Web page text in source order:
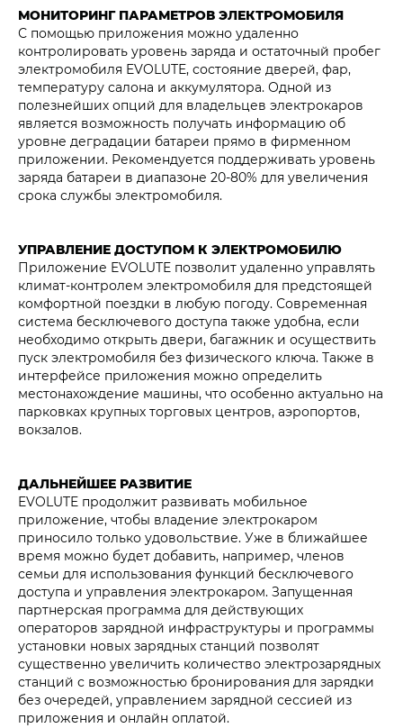
МОНИТОРИНГ ПАРАМЕТРОВ ЭЛЕКТРОМОБИЛЯ
С помощью приложения можно удаленно
контролировать уровень заряда и остаточный пробег
электромобиля EVOLUTE, состояние дверей, фар,
температуру салона и аккумулятора. Одной из
полезнейших опций для владельцев электрокаров
является возможность получать информацию об
уровне деградации батареи прямо в фирменном
приложении. Рекомендуется поддерживать уровень
заряда батареи в диапазоне 20-80% для увеличения
срока службы электромобиля.
УПРАВЛЕНИЕ ДОСТУПОМ К ЭЛЕКТРОМОБИЛЮ
Приложение EVOLUTE позволит удаленно управлять
климат-контролем электромобиля для предстоящей
комфортной поездки в любую погоду. Современная
система бесключевого доступа также удобна, если
необходимо открыть двери, багажник и осуществить
пуск электромобиля без физического ключа. Также в
интерфейсе приложения можно определить
местонахождение машины, что особенно актуально на
парковках крупных торговых центров, аэропортов,
вокзалов.
ДАЛЬНЕЙШЕЕ РАЗВИТИЕ
EVOLUTE продолжит развивать мобильное
приложение, чтобы владение электрокаром
приносило только удовольствие. Уже в ближайшее
время можно будет добавить, например, членов
семьи для использования функций бесключевого
доступа и управления электрокаром. Запущенная
партнерская программа для действующих
операторов зарядной инфраструктуры и программы
установки новых зарядных станций позволят
существенно увеличить количество электрозарядных
станций с возможностью бронирования для зарядки
без очередей, управлением зарядной сессией из
приложения и онлайн оплатой.